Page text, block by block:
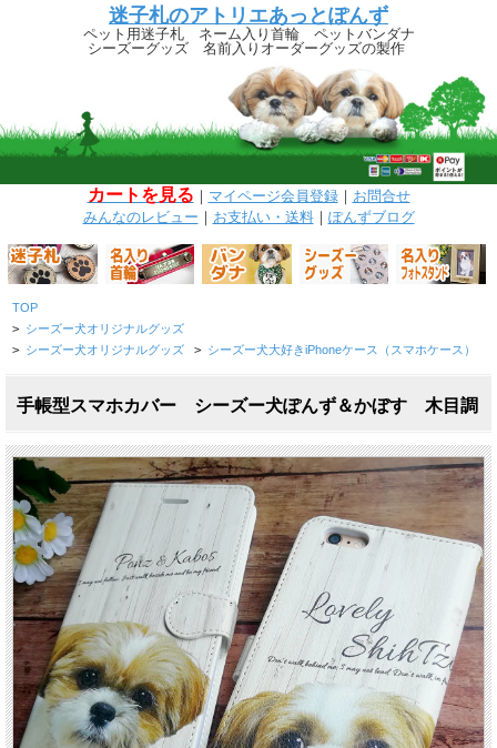
迷子札のアトリエあっとぽんず
ペット用迷子札 ネーム入り首輪 ペットバンダナ
シーズーグッズ 名前入りオーダーグッズの製作
カートを見る ｜ マイページ会員登録｜ お問合せ
みんなのレビュー ｜ お支払い・送料｜ ぽんずブログ
TOP
> シーズー犬オリジナルグッズ
> シーズー犬オリジナルグッズ > シーズー犬大好きiPhoneケース（スマホケース）
手帳型スマホカバー シーズー犬ぽんず＆かぼす 木目調